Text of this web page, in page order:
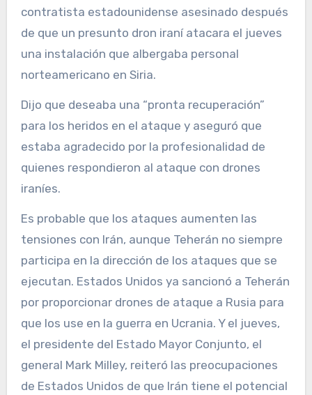
contratista estadounidense asesinado después
de que un presunto dron iraní atacara el jueves
una instalación que albergaba personal
norteamericano en Siria.
Dijo que deseaba una “pronta recuperación”
para los heridos en el ataque y aseguró que
estaba agradecido por la profesionalidad de
quienes respondieron al ataque con drones
iraníes.
Es probable que los ataques aumenten las
tensiones con Irán, aunque Teherán no siempre
participa en la dirección de los ataques que se
ejecutan. Estados Unidos ya sancionó a Teherán
por proporcionar drones de ataque a Rusia para
que los use en la guerra en Ucrania. Y el jueves,
el presidente del Estado Mayor Conjunto, el
general Mark Milley, reiteró las preocupaciones
de Estados Unidos de que Irán tiene el potencial